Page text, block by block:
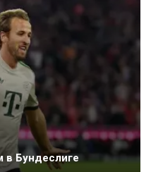
в Бундеслиге